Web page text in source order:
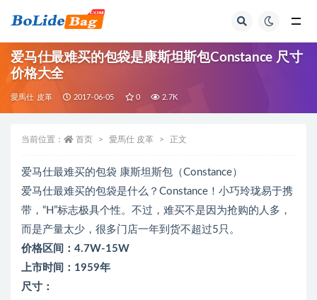
爱马仕最难买的包袋是康斯坦斯包Constance 尺寸
价格大全
愛馬仕 皮革 2017-06-05 0 2.7K
当前位置： 首页 愛馬仕 皮革 正文
爱马仕最难买的包袋 康斯坦斯包（Constance）
爱马仕最难买的包袋是什么？Constance！小巧玲珑易于携
带，“H”标志极具个性。不过，难买不是因为抢购的人多，
而是产量太少，很多门店一年到货不超过5只。
价格区间：4.7W-15W
上市时间：1959年
尺寸：